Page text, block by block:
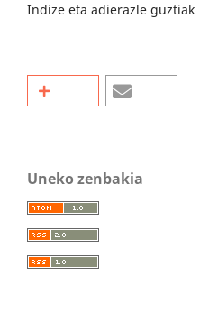
Indize eta adierazle guztiak
Uneko zenbakia